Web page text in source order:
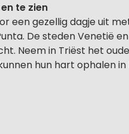
te zien
een gezellig dagje uit
De steden Venetië
Neem in Triëst het
hun hart ophalen in